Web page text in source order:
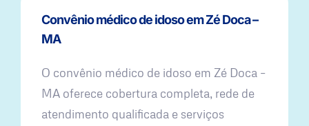
Convênio médico de idoso em Zé Doca –
MA
O convênio médico de idoso em Zé Doca –
MA oferece cobertura completa, rede de
atendimento qualificada e serviços